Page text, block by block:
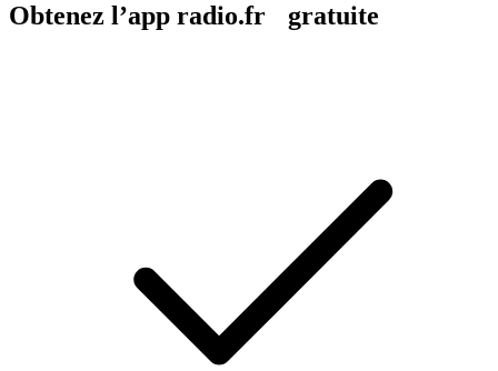
Obtenez l’app radio.fr gratuite